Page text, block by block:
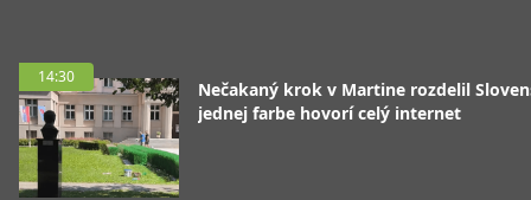
14:30
Nečakaný krok v Martine rozdelil
jednej farbe hovorí celý internet